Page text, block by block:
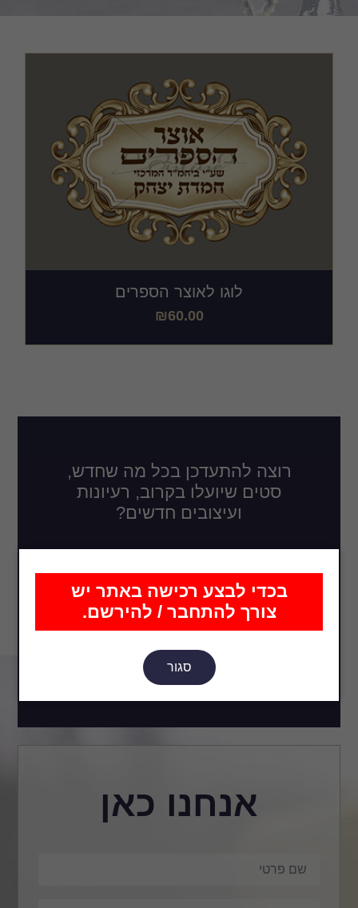
בכדי לבצע רכישה באתר יש
צורך להתחבר / להירשם.
סגור
כריכות ושערים
קבצים במתנה
לוגו לאוצר הספרים
₪60.00
רוצה להתעדכן בכל מה שחדש,
סטים שיועלו בקרוב, רעיונות
ועיצובים חדשים?
הירשם
אנחנו כאן